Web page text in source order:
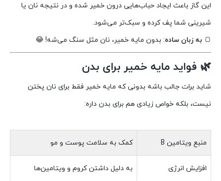
این گاز باعث ایجاد حباب‌هایی درون خمیر شده و در نتیجه نان یا
شیرینی شما پف کرده و سبک‌تر می‌شود.
🍞 به زبان ساده: بدون مایه خمیر، نان مثل سنگ می‌شه! 😂
🌿 فواید مایه خمیر برای بدن
شاید برات جالب باشه بدونی که مایه خمیر فقط برای نان پختن
نیست، بلکه خواص زیادی هم برای بدن داره:
منبع ویتامین B کمک به سلامت پوست و مو
افزایش انرژی به دلیل داشتن کروم و ویتامین‌ها